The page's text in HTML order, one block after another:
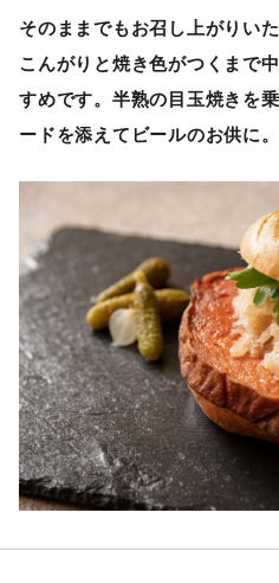
そのままでもお召し上がりい
こんがりと焼き色がつくまで
すめです。半熟の目玉焼きを
ードを添えてビールのお供に。